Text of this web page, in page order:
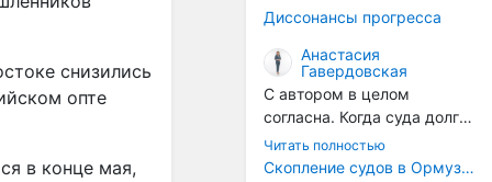
снизились
опте
в конце мая,
разносят эти самые
организмы по пути
следования.
Диссонансы прогресса
Анастасия
Гавердовская
С автором в целом
согласна. Когда суда долго
стоят в теплой воде, на их
корпусах активно
Читать полностью
Скопление судов в Ормузском проливе грозит катастрофическим распространением инвазивных видов